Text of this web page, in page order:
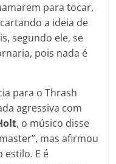
para tocar,
a ideia de
segundo ele, se
pois nada é
para o Thrash
agressiva com
, o músico disse
mas afirmou
estilo. E é